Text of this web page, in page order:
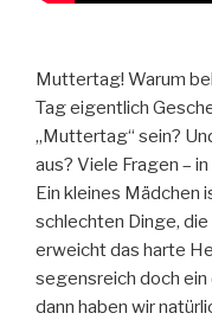
Muttertag! Warum
Tag eigentlich
„Muttertag“ sein?
aus? Viele Fragen –
Ein kleines Mädchen
schlechten Dinge,
erweicht das harte
segensreich doch
dann haben wir